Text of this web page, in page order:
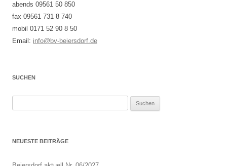
abends 09561 50 850
fax 09561 731 8 740
mobil 0171 52 90 8 50
Email: info@bv-beiersdorf.de
SUCHEN
NEUESTE BEITRÄGE